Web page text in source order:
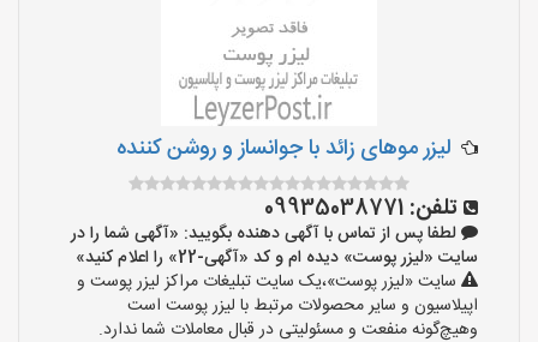
لیزر موهای زائد با جوانساز و روشن کننده
تلفن: 09935038771
لطفا پس از تماس با آگهی دهنده بگویید: «آگهی شما را در
سایت «لیزر پوست» دیده ام و کد «آگهی-22» را اعلام کنید»
سایت «لیزر پوست»،یک سایت تبلیغات مراکز لیزر پوست و
اپیلاسیون و سایر محصولات مرتبط با لیزر پوست است
وهیچ‌گونه منفعت و مسئولیتی در قبال معاملات شما ندارد.